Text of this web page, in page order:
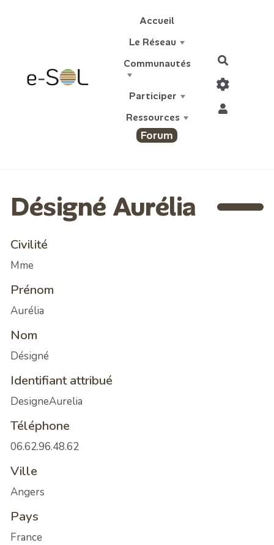
Accueil
Le Réseau
Communautés
Participer
Ressources
Forum
Désigné Aurélia
Civilité
Mme
Prénom
Aurélia
Nom
Désigné
Identifiant attribué
DesigneAurelia
Téléphone
06.62.96.48.62
Ville
Angers
Pays
France